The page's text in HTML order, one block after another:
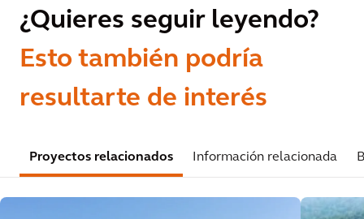
¿Quieres seguir leyendo?
Esto también podría
resultarte de interés
Proyectos relacionados Información relacionada